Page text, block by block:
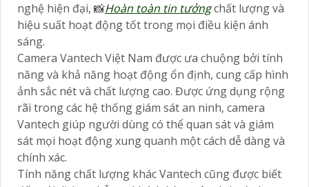
nghệ hiện đại, 📸Hoàn toàn tin tưởngchất lượng và
hiệu suất hoạt động tốt trong mọi điều kiện ánh
sáng.
Camera Vantech Việt Nam được ưa chuộng bởi tính
năng và khả năng hoạt động ổn định, cung cấp hình
ảnh sắc nét và chất lượng cao. Được ứng dụng rộng
rãi trong các hệ thống giám sát an ninh, camera
Vantech giúp người dùng có thể quan sát và giám
sát mọi hoạt động xung quanh một cách dễ dàng và
chính xác.
Tính năng chất lượng khác Vantech cũng được biết